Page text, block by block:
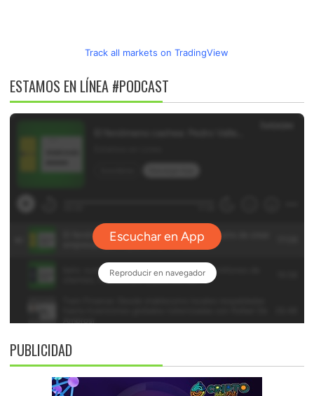
Track all markets on TradingView
ESTAMOS EN LÍNEA #PODCAST
PUBLICIDAD